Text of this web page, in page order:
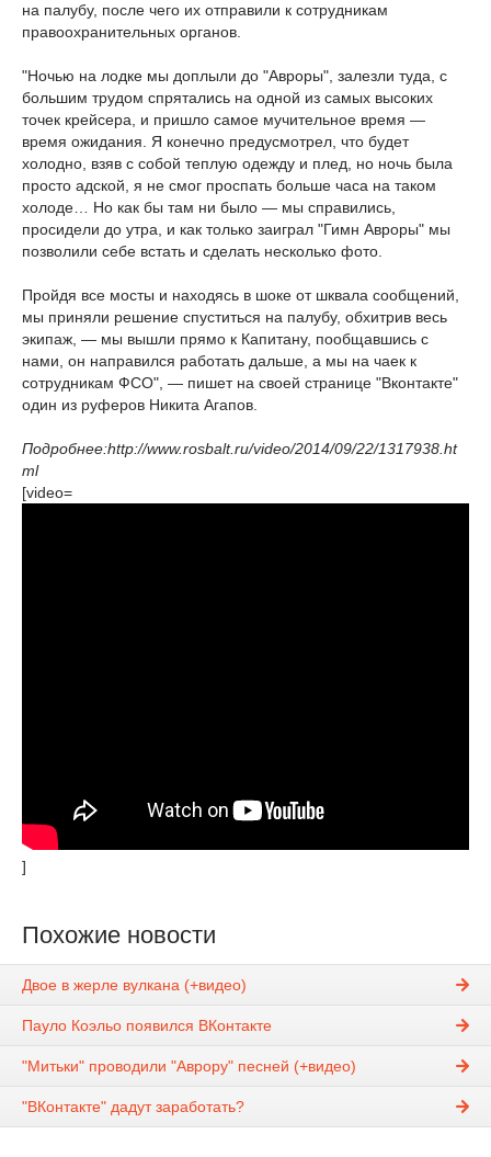
на палубу, после чего их отправили к сотрудникам
правоохранительных органов.
"Ночью на лодке мы доплыли до "Авроры", залезли туда, с
большим трудом спрятались на одной из самых высоких
точек крейсера, и пришло самое мучительное время —
время ожидания. Я конечно предусмотрел, что будет
холодно, взяв с собой теплую одежду и плед, но ночь была
просто адской, я не смог проспать больше часа на таком
холоде… Но как бы там ни было — мы справились,
просидели до утра, и как только заиграл "Гимн Авроры" мы
позволили себе встать и сделать несколько фото.
Пройдя все мосты и находясь в шоке от шквала сообщений,
мы приняли решение спуститься на палубу, обхитрив весь
экипаж, — мы вышли прямо к Капитану, пообщавшись с
нами, он направился работать дальше, а мы на чаек к
сотрудникам ФСО", — пишет на своей странице "Вконтакте"
один из руферов Никита Агапов.
Подробнее:http://www.rosbalt.ru/video/2014/09/22/1317938.ht
ml
[video=
]
Похожие новости
Двое в жерле вулкана (+видео)
Пауло Коэльо появился ВКонтакте
"Митьки" проводили "Аврору" песней (+видео)
"ВКонтакте" дадут заработать?